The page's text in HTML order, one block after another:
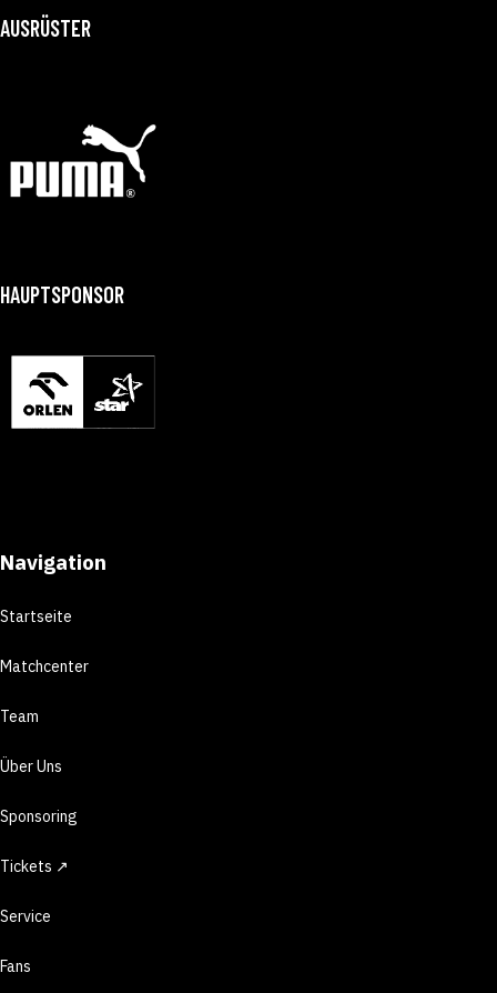
AUSRÜSTER
HAUPTSPONSOR
Navigation
Startseite
Matchcenter
Team
Über Uns
Sponsoring
Tickets ↗
Service
Fans